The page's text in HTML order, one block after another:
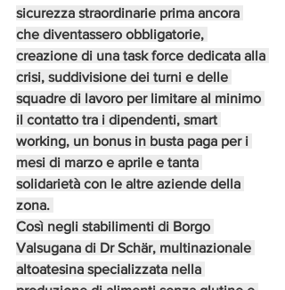
sicurezza straordinarie prima ancora
che diventassero obbligatorie,
creazione di una task force dedicata alla
crisi, suddivisione dei turni e delle
squadre di lavoro per limitare al minimo
il contatto tra i dipendenti, smart
working, un bonus in busta paga per i
mesi di marzo e aprile e tanta
solidarietà con le altre aziende della
zona.
Così negli stabilimenti di Borgo
Valsugana di Dr Schär, multinazionale
altoatesina specializzata nella